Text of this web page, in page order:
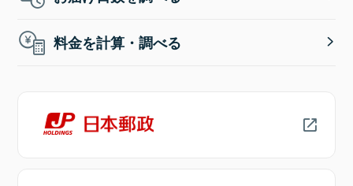
料金を計算・調べる